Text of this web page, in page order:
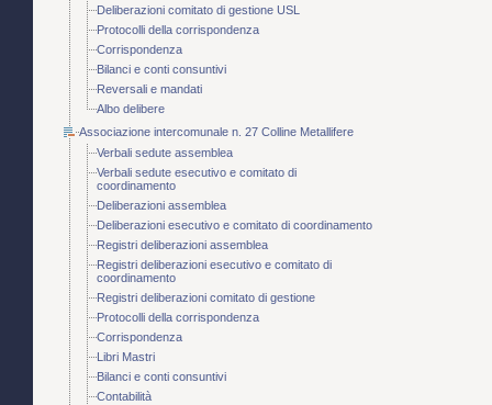
Deliberazioni comitato di gestione USL
Protocolli della corrispondenza
Corrispondenza
Bilanci e conti consuntivi
Reversali e mandati
Albo delibere
Associazione intercomunale n. 27 Colline Metallifere
Verbali sedute assemblea
Verbali sedute esecutivo e comitato di
coordinamento
Deliberazioni assemblea
Deliberazioni esecutivo e comitato di coordinamento
Registri deliberazioni assemblea
Registri deliberazioni esecutivo e comitato di
coordinamento
Registri deliberazioni comitato di gestione
Protocolli della corrispondenza
Corrispondenza
Libri Mastri
Bilanci e conti consuntivi
Contabilità